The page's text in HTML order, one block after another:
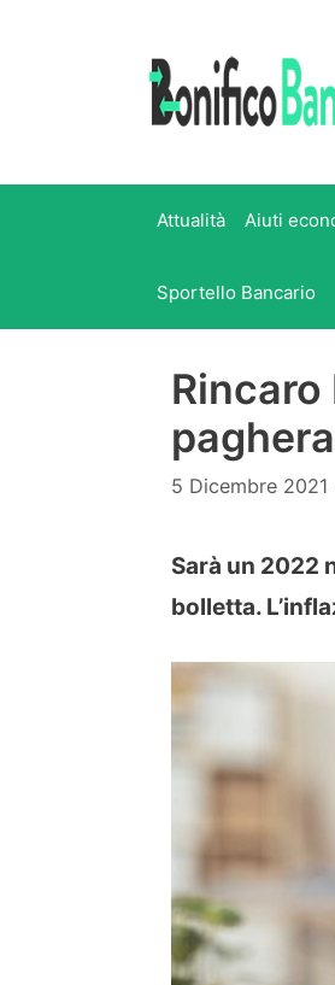
Attualità Aiuti
Sportello Bancario
5 Dicembre 2021
Sarà un 2022
bolletta.